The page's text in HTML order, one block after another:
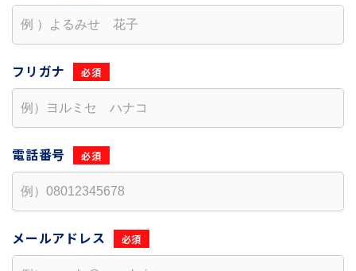
フリガナ
電話番号
メールアドレス